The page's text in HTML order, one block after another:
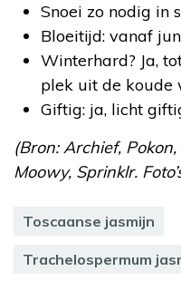
Snoei zo nodig in
Bloeitijd: vanaf
Winterhard? Ja,
plek uit de koude
Giftig: ja, licht
(Bron: Archief,
Moowy, Sprinklr.
Toscaanse jasmijn
Trachelospermum